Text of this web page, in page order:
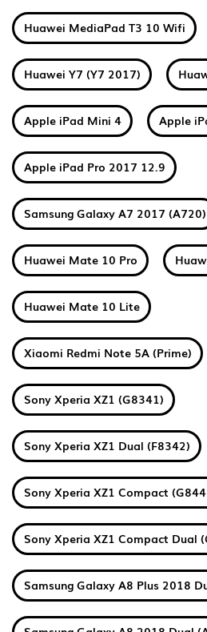
Huawei MediaPad T3 10 Wifi
Huawei Y7 (Y7 2017)
Apple iPad Mini 4 Apple
Apple iPad Pro 2017 12.9
Samsung Galaxy A7 2017 (A720)
Huawei Mate 10 Pro
Huawei Mate 10 Lite
Xiaomi Redmi Note 5A (Prime)
Sony Xperia XZ1 (G8341)
Sony Xperia XZ1 Dual (F8342)
Sony Xperia XZ1 Compact
Sony Xperia XZ1 Compact Dual
Samsung Galaxy A8 Plus 2018